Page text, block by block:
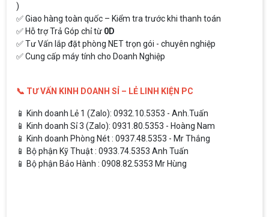
)
✅ Giao hàng toàn quốc – Kiểm tra trước khi thanh toán
✅ Hỗ trợ Trả Góp chỉ từ 0D
✅ Tư Vấn lắp đặt phòng NET trọn gói - chuyên nghiệp
✅ Cung cấp máy tính cho Doanh Nghiệp
📞 TƯ VẤN KINH DOANH SỈ – LẺ LINH KIỆN PC
📱 Kinh doanh Lẻ 1 (Zalo): 0932.10.5353 - Anh.Tuấn
📱 Kinh doanh Sỉ 3 (Zalo): 0931.80.5353 - Hoàng Nam
📱 Kinh doanh Phòng Nét : 0937.48.5353 - Mr Thắng
📱 Bộ phận Kỹ Thuật : 0933.74.5353 Anh Tuấn
📱 Bộ phận Bảo Hành : 0908.82.5353 Mr Hùng